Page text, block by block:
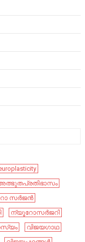
സർജൻ
ന്യൂറോസർജറി
വിജയഗാഥ